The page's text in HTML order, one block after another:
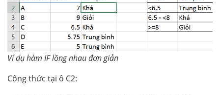
Ví dụ hàm IF lồng nhau đơn giản
Công thức tại ô C2: